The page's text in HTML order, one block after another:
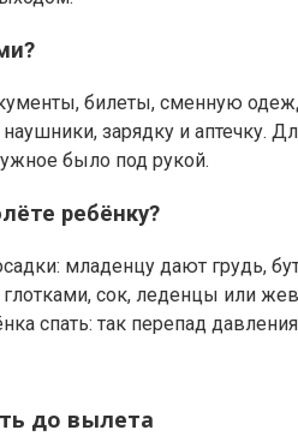
билеты, сменную
зарядку и аптечку.
было под рукой.
ребёнку?
младенцу дают грудь,
сок, леденцы или
спать: так перепад давления
до вылета